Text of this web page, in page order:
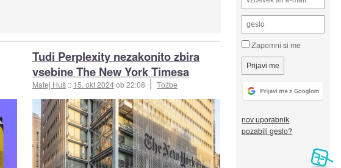
Zapomni si me
nov uporabnik
pozabili geslo?
Tudi Perplexity nezakonito zbira
vsebine The New York Timesa
Matej Huš :: 15. okt 2024ob 22:08 Tožbe